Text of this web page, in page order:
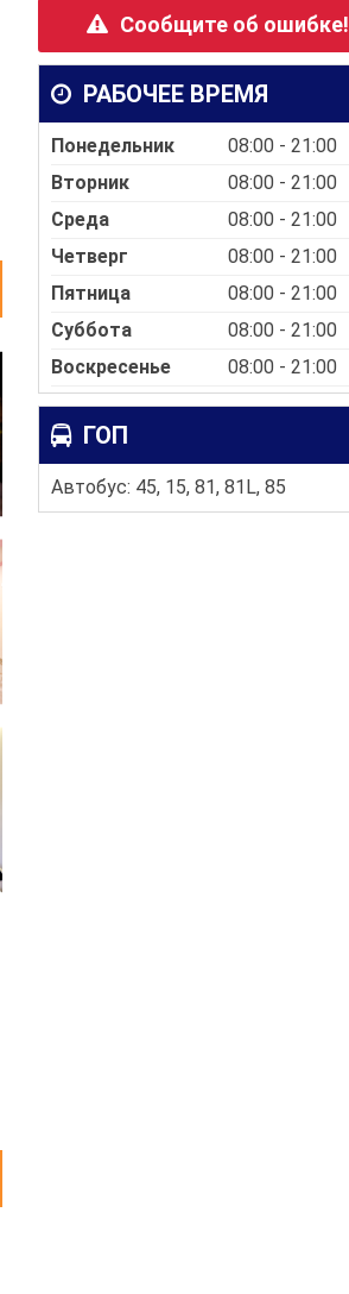
Сообщите об ошибке!
РАБОЧЕЕ ВРЕМЯ
Понедельник
08:00 - 21:00
Вторник
08:00 - 21:00
Среда
08:00 - 21:00
Четверг
08:00 - 21:00
Пятница
08:00 - 21:00
Суббота
08:00 - 21:00
Воскресенье
08:00 - 21:00
ГОП
Автобус: 45, 15, 81, 81L, 85